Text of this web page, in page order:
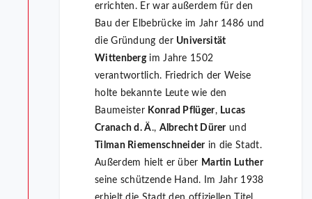
errichten. Er war außerdem für den
Bau der Elbebrücke im Jahr 1486 und
die Gründung der Universität
Wittenbergim Jahre 1502
verantwortlich. Friedrich der Weise
holte bekannte Leute wie den
Baumeister Konrad Pflüger, Lucas
Cranach d. Ä., Albrecht Dürerund
Tilman Riemenschneiderin die Stadt.
Außerdem hielt er über Martin Luther
seine schützende Hand. Im Jahr 1938